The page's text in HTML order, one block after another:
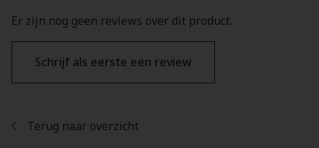
Er zijn nog geen reviews over dit product.
Schrijf als eerste een review
Terug naar overzicht